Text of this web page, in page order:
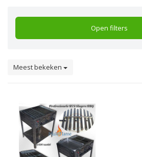
Open filters
Meest bekeken